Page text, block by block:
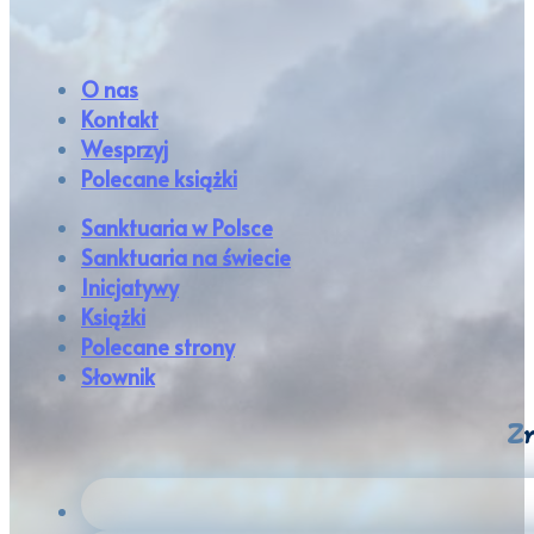
O nas
Kontakt
Wesprzyj
Polecane książki
Sanktuaria w Polsce
Sanktuaria na świecie
Inicjatywy
Książki
Polecane strony
Słownik